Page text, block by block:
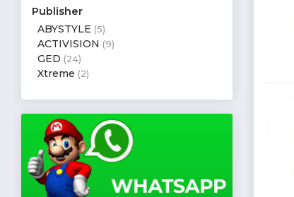
Publisher
ABYSTYLE (5)
ACTIVISION (9)
GED (24)
Xtreme (2)